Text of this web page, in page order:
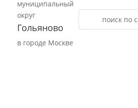
муниципальный
округ
Гольяново
в городе Москве